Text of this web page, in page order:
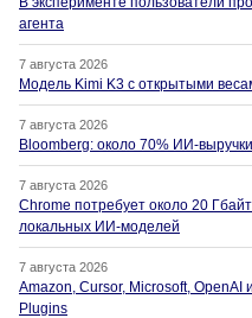
агента
7 августа 2026
Модель Kimi K3 с открытыми
7 августа 2026
Bloomberg: около 70% ИИ-
7 августа 2026
Chrome потребует около 20
локальных ИИ-моделей
7 августа 2026
Amazon, Cursor, Microsoft, OpenAI
Plugins